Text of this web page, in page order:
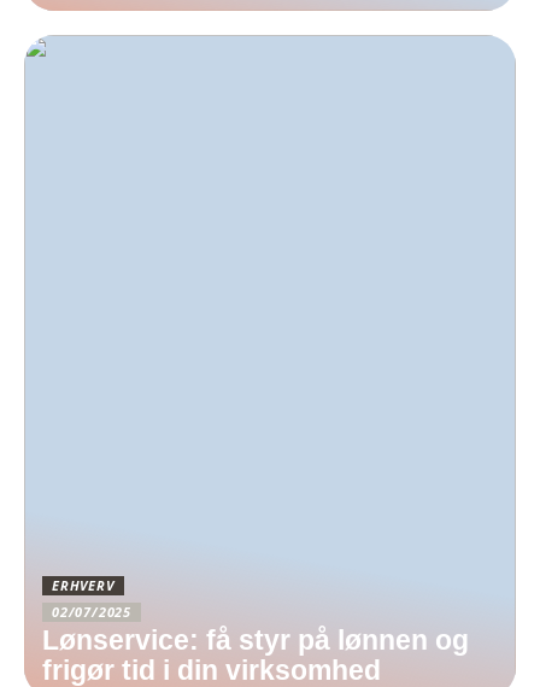
ERHVERV
02/07/2025
Lønservice: få styr på lønnen og
frigør tid i din virksomhed